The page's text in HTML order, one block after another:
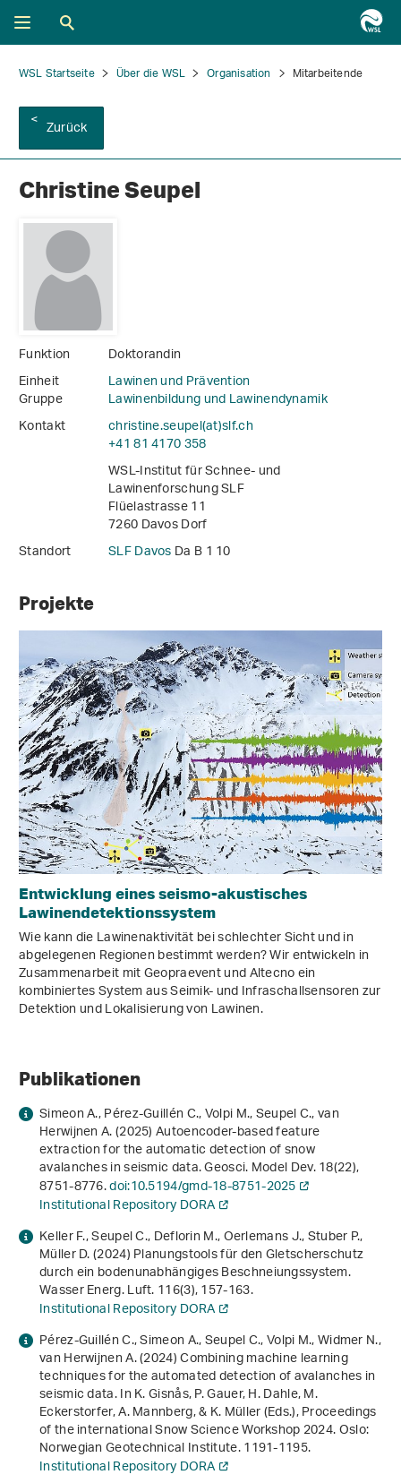
WSL Startseite Über die WSL Organisation Mitarbeitende
Zurück
Christine Seupel
Funktion
Doktorandin
Einheit
Lawinen und Prävention
Gruppe
Lawinenbildung und Lawinendynamik
Kontakt
christine.seupel(at)slf.ch
+41 81 4170 358
WSL-Institut für Schnee- und
Lawinenforschung SLF
Flüelastrasse 11
7260 Davos Dorf
Standort
SLF DavosDa B 1 10
Projekte
Entwicklung eines seismo-akustisches
Lawinendetektionssystem
Wie kann die Lawinenaktivität bei schlechter Sicht und in
abgelegenen Regionen bestimmt werden? Wir entwickeln in
Zusammenarbeit mit Geopraevent und Altecno ein
kombiniertes System aus Seimik- und Infraschallsensoren zur
Detektion und Lokalisierung von Lawinen.
Publikationen
Simeon A., Pérez-Guillén C., Volpi M., Seupel C., van
Herwijnen A. (2025) Autoencoder-based feature
extraction for the automatic detection of snow
avalanches in seismic data. Geosci. Model Dev.18(22),
8751-8776.doi:10.5194/gmd-18-8751-2025
Institutional Repository DORA
Keller F., Seupel C., Deflorin M., Oerlemans J., Stuber P.,
Müller D. (2024) Planungstools für den Gletscherschutz
durch ein bodenunabhängiges Beschneiungssystem.
Wasser Energ. Luft.116(3), 157-163.
Institutional Repository DORA
Pérez-Guillén C., Simeon A., Seupel C., Volpi M., Widmer N.,
van Herwijnen A. (2024)Combining machine learning
techniques for the automated detection of avalanches in
seismic data. In K. Gisnås, P. Gauer, H. Dahle, M.
Eckerstorfer, A. Mannberg, & K. Müller (Eds.),Proceedings
of the international Snow Science Workshop 2024. Oslo:
Norwegian Geotechnical Institute. 1191-1195.
Institutional Repository DORA